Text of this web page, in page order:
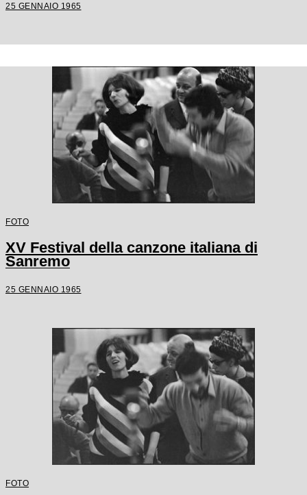
25 GENNAIO 1965
FOTO
XV Festival della canzone italiana di
Sanremo
25 GENNAIO 1965
FOTO